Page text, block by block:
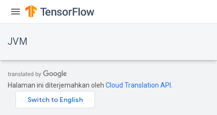
JVM
Halaman ini diterjemahkan oleh Cloud Translation API